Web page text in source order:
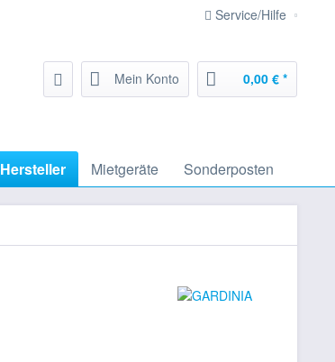
Service/Hilfe
Mein Konto 0,00 € *
Hersteller Mietgeräte Sonderposten